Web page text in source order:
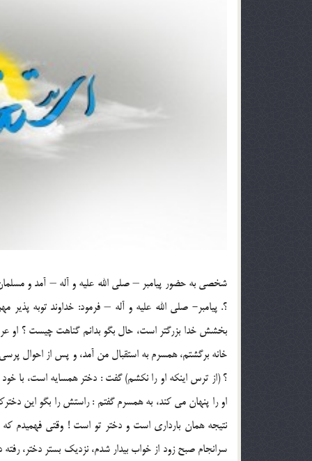
شخصي به حضور پيامبر – صلي الله عليه و آله – آمد و
؟. پيامبر- صلي الله عليه و آله – فرمود: خداوند توبه
بخشش خدا بزرگتر است، حال بگو بدانم گناهت چيست ؟ او
خانه برگشتم، همسرم به استقبال من آمد، و پس از احوال
؟ (از ترس اينكه او را نكشم) گفت : دختر همسايه است، با
او را پنهان مي كند، به همسرم گفتم : راستش را بگو اين
نتيجه همان بارداري است و دختر تو است ! وقتي فهميدم
سرانجام صبح زود از خواب بيدار شدم، نزديك بستر دختر، رفته